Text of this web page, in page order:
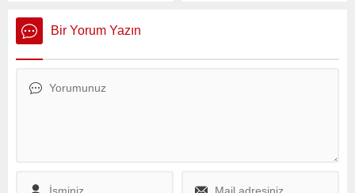
alanların madencilik
faaliyetlerine açılmasını
öngören Bazı Kanunlarda
Kanun Teklifi’nin
Bir Yorum Yazın